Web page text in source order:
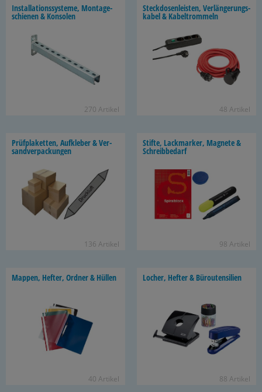
In­stal­la­ti­ons­sys­te­me, Mon­ta­ge­
schie­nen & Kon­so­len
270 Ar­ti­kel
Steck­do­sen­leis­ten, Ver­län­ge­rungs­
ka­bel & Ka­bel­trom­meln
48 Ar­ti­kel
Prüf­pla­ket­ten, Auf­kle­ber & Ver­
sand­ver­pa­ckun­gen
136 Ar­ti­kel
Stif­te, Lack­mar­ker, Ma­gne­te &
Schreib­be­darf
98 Ar­ti­kel
Map­pen, Hef­ter, Ord­ner & Hül­len
40 Ar­ti­kel
Lo­cher, Hef­ter & Bü­ro­uten­si­li­en
88 Ar­ti­kel